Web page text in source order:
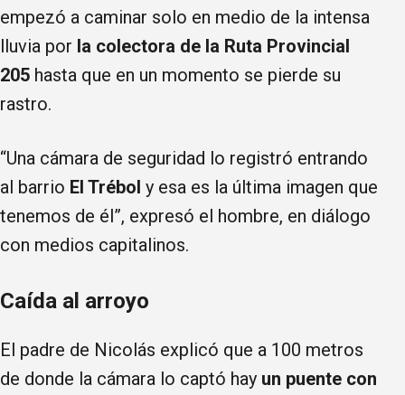
empezó a caminar solo en medio de la intensa
lluvia por la colectora de la Ruta Provincial
205 hasta que en un momento se pierde su
rastro.
“Una cámara de seguridad lo registró entrando
al barrio El Trébol y esa es la última imagen que
tenemos de él”, expresó el hombre, en diálogo
con medios capitalinos.
Caída al arroyo
El padre de Nicolás explicó que a 100 metros
de donde la cámara lo captó hay un puente con